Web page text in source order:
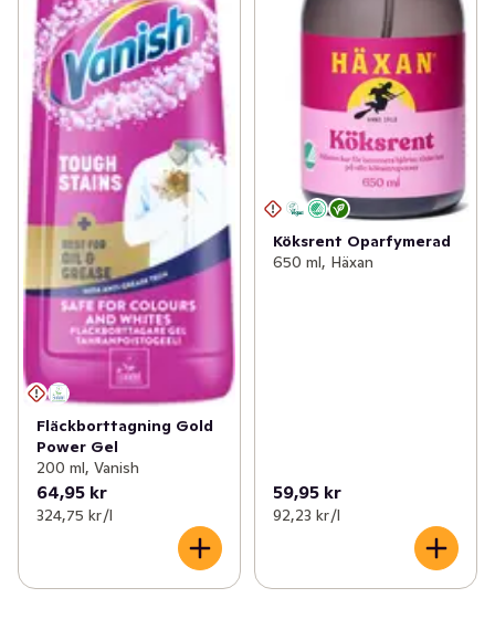
Fläckborttagning Gold
Power Gel
200 ml, Vanish
64,95 kr
324,75 kr /l
Köksrent Oparfymerad
650 ml, Häxan
59,95 kr
92,23 kr /l